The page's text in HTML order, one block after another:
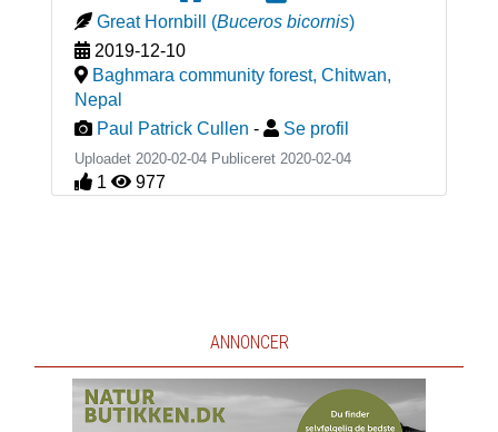
Great Hornbill
(Buceros bicornis)
2019-12-10
Baghmara community forest, Chitwan,
Nepal
Paul Patrick Cullen - Se profil
Uploadet 2020-02-04 Publiceret 2020-02-04
1 977
ANNONCER